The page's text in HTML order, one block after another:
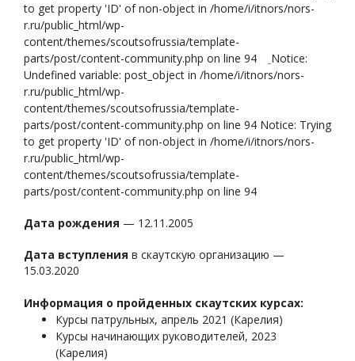
to get property 'ID' of non-object in /home/i/itnors/nors-
r.ru/public_html/wp-
content/themes/scoutsofrussia/template-
parts/post/content-community.php on line 94
Notice:
Undefined variable: post_object in /home/i/itnors/nors-
r.ru/public_html/wp-
content/themes/scoutsofrussia/template-
parts/post/content-community.php on line 94 Notice: Trying
to get property 'ID' of non-object in /home/i/itnors/nors-
r.ru/public_html/wp-
content/themes/scoutsofrussia/template-
parts/post/content-community.php on line 94
Дата рождения — 12.11.2005
Дата вступления в скаутскую организацию —
15.03.2020
Информация о пройденных скаутских курсах:
Курсы патрульных, апрель 2021 (Карелия)
Курсы начинающих руководителей, 2023
(Карелия)